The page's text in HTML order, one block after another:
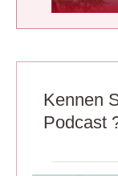
Kennen
Podcast